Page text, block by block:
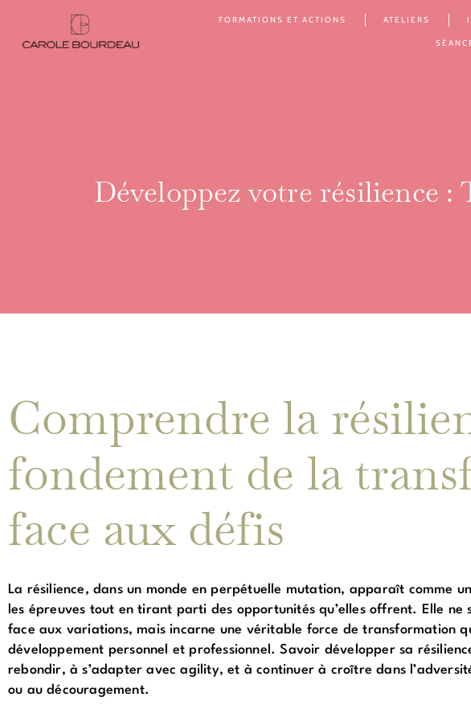
contenu
FORMATIONS ET ACTIONS ATELIERS
Développez votre résilience
Comprendre la
fondement de la
face aux défis
La résilience, dans un monde en perpétuelle mutation, apparaît comme
les épreuves tout en tirant parti des opportunités qu’elles offrent. Elle ne
face aux variations, mais incarne une véritable force de transformation
développement personnel et professionnel. Savoir développer sa
rebondir, à s’adapter avec agility, et à continuer à croître dans
ou au découragement.